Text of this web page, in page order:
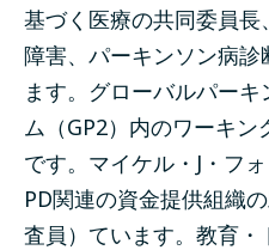
基づく医療の共同委員
障害、パーキンソン病
ます。グローバルパー
ム（GP2）内のワーキ
です。マイケル・J・フ
PD関連の資金提供組織
査員）ています。教育